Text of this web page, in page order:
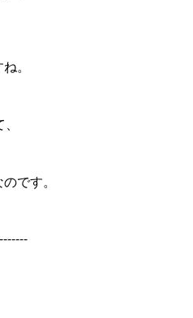
。
です。